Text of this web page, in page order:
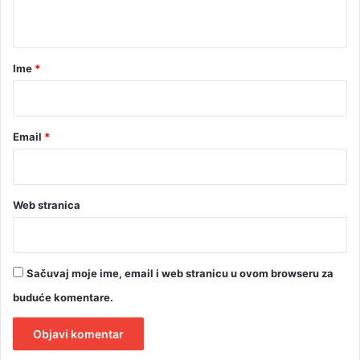
r
Ime *
Email *
Web stranica
Sačuvaj moje ime, email i web stranicu u ovom browseru za
buduće komentare.